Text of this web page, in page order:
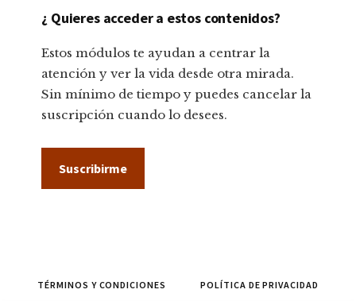
¿ Quieres acceder a estos contenidos?
Estos módulos te ayudan a centrar la
atención y ver la vida desde otra mirada.
Sin mínimo de tiempo y puedes cancelar la
suscripción cuando lo desees.
Suscribirme
TÉRMINOS Y CONDICIONES POLÍTICA DE PRIVACIDAD